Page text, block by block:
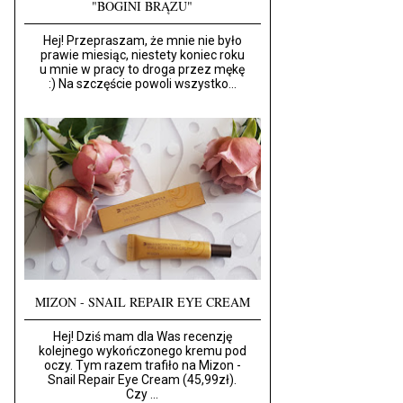
"BOGINI BRĄZU"
Hej! Przepraszam, że mnie nie było
prawie miesiąc, niestety koniec roku
u mnie w pracy to droga przez mękę
:) Na szczęście powoli wszystko...
MIZON - SNAIL REPAIR EYE CREAM
Hej! Dziś mam dla Was recenzję
kolejnego wykończonego kremu pod
oczy. Tym razem trafiło na Mizon -
Snail Repair Eye Cream (45,99zł).
Czy ...